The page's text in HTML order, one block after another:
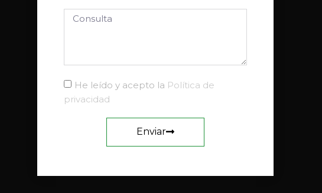
He leído y acepto la Política de
privacidad
Enviar